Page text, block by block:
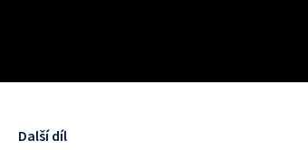
Další díl